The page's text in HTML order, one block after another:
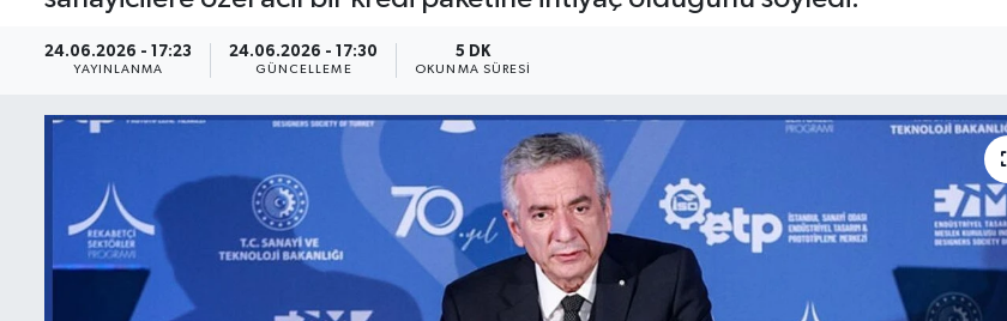
24.06.2026 - 17:23
YAYINLANMA
24.06.2026 - 17:30
GÜNCELLEME
5 DK
OKUNMA SÜRESI
Otomobil
Gizlilik Sözleşmesi
Hakkımızda
İletişim
Künye
Yasal Uyarı
Emtia
BITCOIN
Yapay Zeka